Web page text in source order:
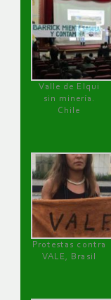
Valle de Elqui
sin minería.
Chile
Protestas contra
VALE, Brasil